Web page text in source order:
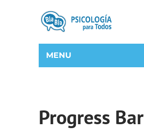
MENU
Progress Bar